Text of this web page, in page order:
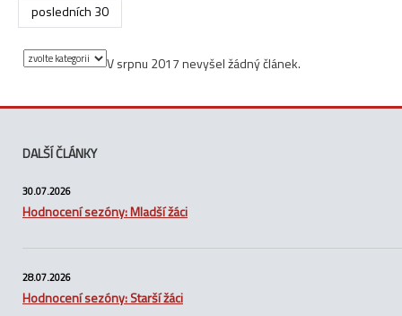
posledních 30
V srpnu 2017 nevyšel žádný článek.
DALŠÍ ČLÁNKY
30.07.2026
Hodnocení sezóny: Mladší žáci
28.07.2026
Hodnocení sezóny: Starší žáci